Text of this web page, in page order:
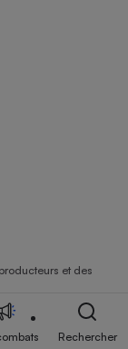
et des
Rechercher